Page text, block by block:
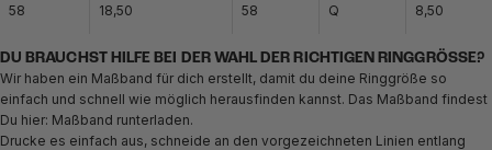
58 18,50 58 Q 8,50
DU BRAUCHST HILFE BEI DER WAHL DER RICHTIGEN RINGGRÖSSE?
Wir haben ein Maßband für dich erstellt, damit du deine Ringgröße so
einfach und schnell wie möglich herausfinden kannst. Das Maßband findest
Du hier: Maßband runterladen.
Drucke es einfach aus, schneide an den vorgezeichneten Linien entlang